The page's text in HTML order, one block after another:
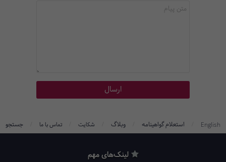
English استعلام گواهینامه وبلاگ شکایت تماس با ما جستجو
لینک‌های مهم